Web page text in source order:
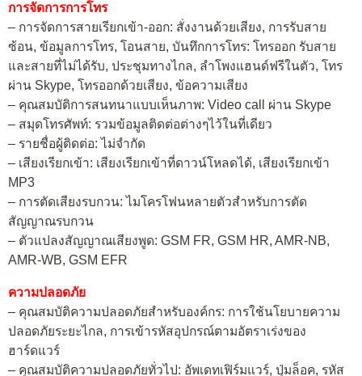
การจัดการการโทร
– การจัดการสายเรียกเข้า-ออก: สั่งงานด้วยเสียง, การรับสาย
ซ้อน, ข้อมูลการโทร, โอนสาย, บันทึกการโทร: โทรออก รับสาย
และสายที่ไม่ได้รับ, ประชุมทางไกล, ลำโพงแฮนด์ฟรีในตัว, โทร
ผ่าน Skype, โทรออกด้วยเสียง, ข้อความเสียง
– คุณสมบัติการสนทนาแบบเห็นภาพ: Video call ผ่าน Skype
– สมุดโทรศัพท์: รวมข้อมูลติดต่อต่างๆไว้ในที่เดียว
– รายชื่อผู้ติดต่อ: ไม่จำกัด
– เสียงเรียกเข้า: เสียงเรียกเข้าที่ดาวน์โหลดได้, เสียงเรียกเข้า
MP3
– การตัดเสียงรบกวน: ไมโครโฟนหลายตัวสำหรับการตัด
สัญญาณรบกวน
– ตัวแปลงสัญญาณเสียงพูด: GSM FR, GSM HR, AMR-NB,
AMR-WB, GSM EFR
ความปลอดภัย
– คุณสมบัติความปลอดภัยสำหรับองค์กร: การใช้นโยบายความ
ปลอดภัยระยะไกล, การเข้ารหัสอุปกรณ์ตามอัตราเร่งของ
ฮาร์ดแวร์
– คุณสมบัติความปลอดภัยทั่วไป: อัพเดทเฟิร์มแวร์, ปุ่มล็อค, รหัส